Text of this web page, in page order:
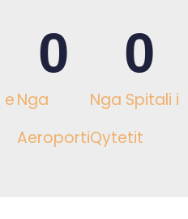
eNga
Aeroporti
0
Nga Spitali i
Qytetit
0